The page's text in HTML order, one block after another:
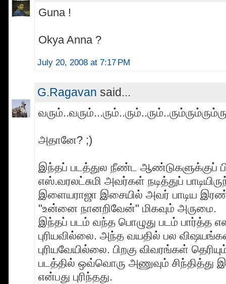
Guna !
Okya Anna ?
July 20, 2008 at 7:17 PM
G.Ragavan said...
அதானே? ;)
இந்தப் படத்துல நீண்ட ஆண்டுகளுக்குப்
எஸ்.வரலட்சுமி அவர்கள் நடித்துப்
இளையராஜா இசையில் அவர் பாடிய
"உன்னை நானறிவேன்" மிகவும் அருமை.
இந்தப் படம் வந்த பொழுது படம் பார்த்த
புரியவில்லை. அந்த வயதில் பல
புரியவேயில்லை. பிறகு விவரங்கள்
படத்தில் ஒவ்வொரு அணுவும் சிந்தித்து
என்பது புரிந்தது.